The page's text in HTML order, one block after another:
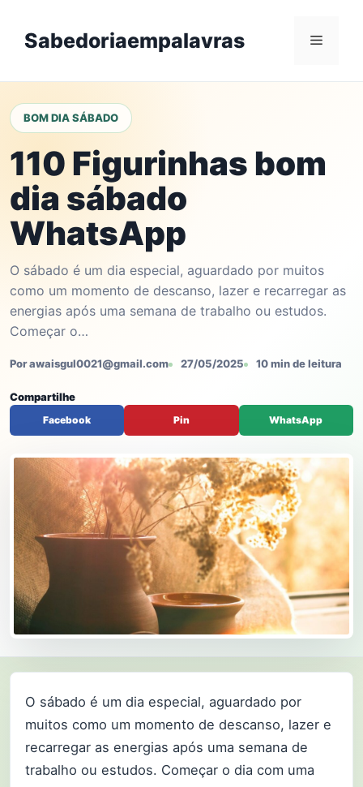
contentSabedoriaempalavras Menu
BOM DIA SÁBADO
110 Figurinhas bom
dia sábado
WhatsApp
O sábado é um dia especial, aguardado por muitos
como um momento de descanso, lazer e recarregar as
energias após uma semana de trabalho ou estudos.
Começar o…
Por awaisgul0021@gmail.com 27/05/2025 10 min de leitura
Compartilhe
Facebook Pin WhatsApp
O sábado é um dia especial, aguardado por
muitos como um momento de descanso, lazer e
recarregar as energias após uma semana de
trabalho ou estudos. Começar o dia com uma